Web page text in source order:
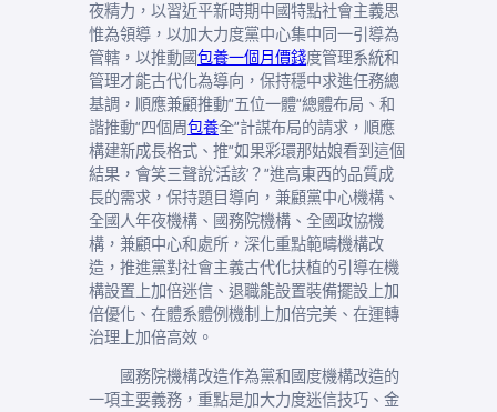
夜精力，以習近平新時期中國特點社會主義思
惟為領導，以加大力度黨中心集中同一引導為
管轄，以推動國包養一個月價錢度管理系統和
管理才能古代化為導向，保持穩中求進任務總
基調，順應兼顧推動“五位一體”總體布局、和
諧推動“四個周包養全”計謀布局的請求，順應
構建新成長格式、推“如果彩環那姑娘看到這個
結果，會笑三聲說‘活該’？”進高東西的品質成
長的需求，保持題目導向，兼顧黨中心機構、
全國人年夜機構、國務院機構、全國政協機
構，兼顧中心和處所，深化重點範疇機構改
造，推進黨對社會主義古代化扶植的引導在機
構設置上加倍迷信、退職能設置裝備擺設上加
倍優化、在體系體例機制上加倍完美、在運轉
治理上加倍高效。
國務院機構改造作為黨和國度機構改造的
一項主要義務，重點是加大力度迷信技巧、金